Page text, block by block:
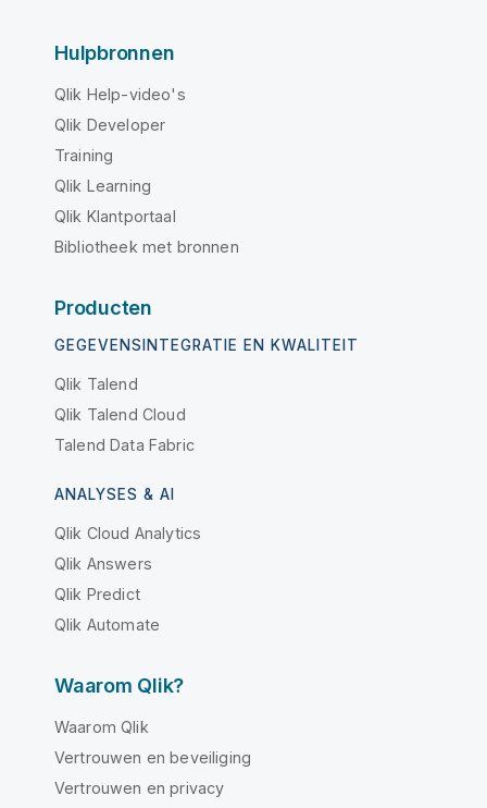
Hulpbronnen
Qlik Help-video's
Qlik Developer
Training
Qlik Learning
Qlik Klantportaal
Bibliotheek met bronnen
Producten
GEGEVENSINTEGRATIE EN KWALITEIT
Qlik Talend
Qlik Talend Cloud
Talend Data Fabric
ANALYSES & AI
Qlik Cloud Analytics
Qlik Answers
Qlik Predict
Qlik Automate
Waarom Qlik?
Waarom Qlik
Vertrouwen en beveiliging
Vertrouwen en privacy